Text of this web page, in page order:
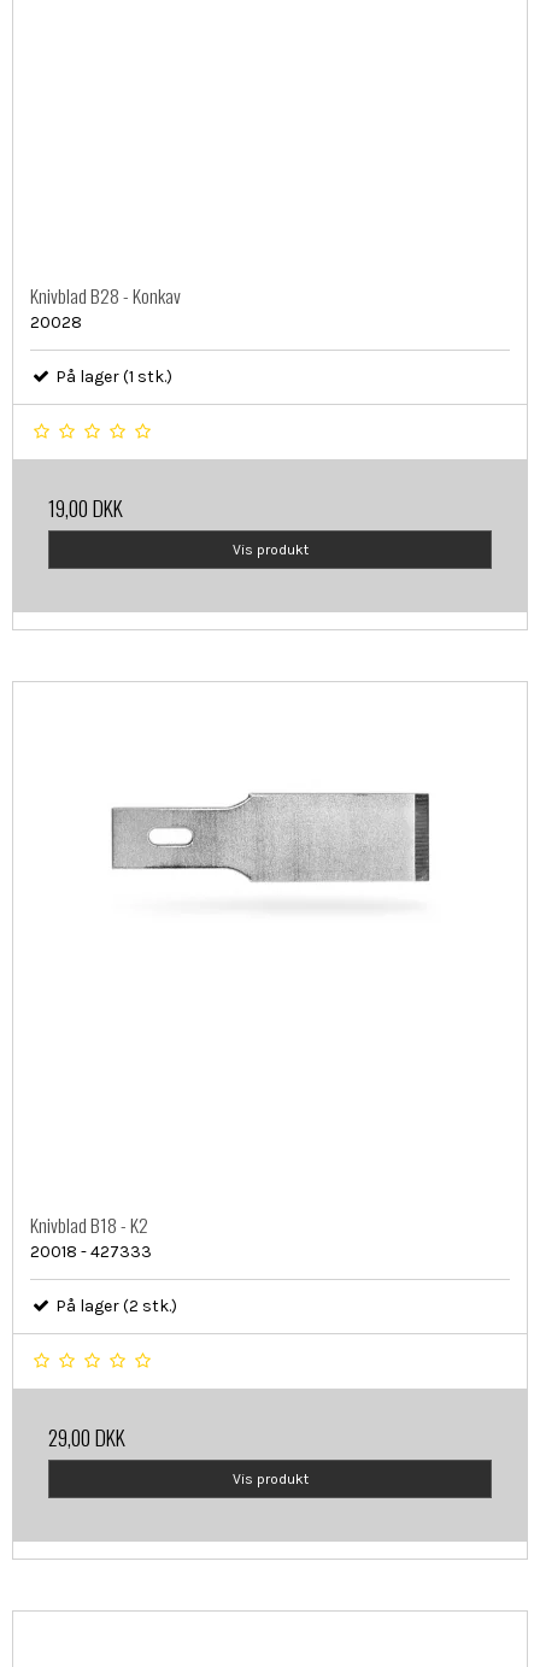
Knivblad B28 - Konkav
20028
På lager (1 stk.)
19,00 DKK
Vis produkt
Knivblad B18 - K2
20018 - 427333
På lager (2 stk.)
29,00 DKK
Vis produkt